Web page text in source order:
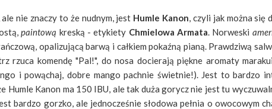
nie znaczy to że nudnym, jest Humle Kanon, czyli jak można się
paintową kreską - etykiety Chmielowa Armata. Norweski
opalizującą barwą i całkiem pokaźną pianą. Prawdziwą
rzuca komendę "Pal!", do nosa docierają piękne aromaty
i powąchaj, dobre mango pachnie świetnie!). Jest to bardzo
Humle Kanon ma 150 IBU, ale tak duża gorycz nie jest tu
bardzo gorzko, ale jednocześnie słodowa pełnia o owocowym